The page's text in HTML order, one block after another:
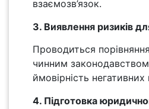
взаємозв’язок.
3. Виявлення ризиків
Проводиться
чинним
ймовірність негативних
4. Підготовка